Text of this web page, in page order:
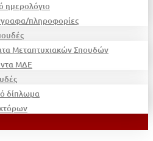
ημερολόγιο
πληροφορίες
Μεταπτυχιακών Σπουδών
ΜΔΕ
δίπλωμα